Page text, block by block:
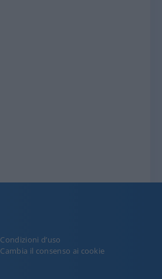
Condizioni d’uso
Cambia il consenso ai cookie